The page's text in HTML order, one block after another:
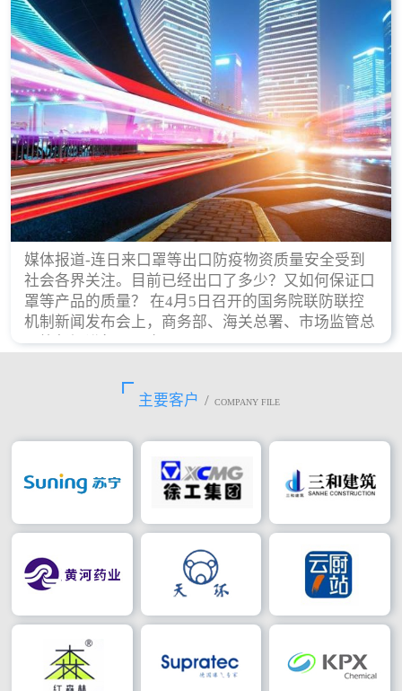
认证体现价值的时候，那么键锋小编就来细说下企业
做ISO9001认证的根本原因。
媒体报道-连日来口罩等出口防疫物资质量安全受到
社会各界关注。目前已经出口了多少？又如何保证口
罩等产品的质量？ 在4月5日召开的国务院联防联控
机制新闻发布会上，商务部、海关总署、市场监管总
局等部门进行了回应。
主要客户 / COMPANY FILE